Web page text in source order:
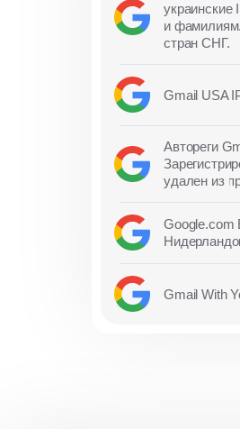
и
стран СНГ.
Gmail USA
Автореги
удален из
Google.com
Gmail With